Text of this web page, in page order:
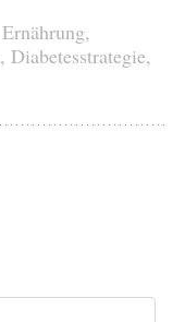
Ernährung,
, Diabetesstrategie,